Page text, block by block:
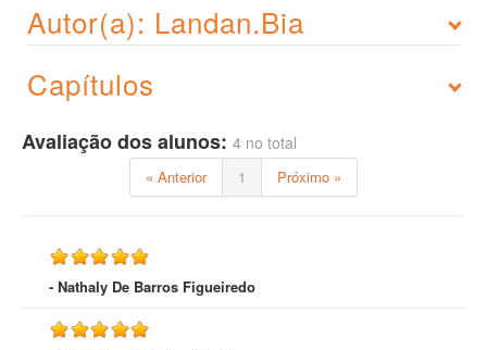
Autor(a): Landan.Bia
Capítulos
Avaliação dos alunos: 4 no total
« Anterior 1 Próximo »
- Nathaly De Barros Figueiredo